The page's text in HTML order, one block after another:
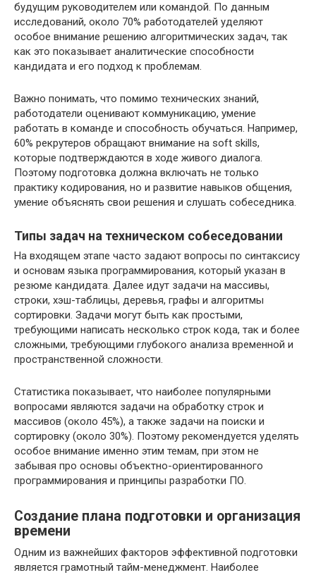
будущим руководителем или командой. По данным
исследований, около 70% работодателей уделяют
особое внимание решению алгоритмических задач, так
как это показывает аналитические способности
кандидата и его подход к проблемам.
Важно понимать, что помимо технических знаний,
работодатели оценивают коммуникацию, умение
работать в команде и способность обучаться. Например,
60% рекрутеров обращают внимание на soft skills,
которые подтверждаются в ходе живого диалога.
Поэтому подготовка должна включать не только
практику кодирования, но и развитие навыков общения,
умение объяснять свои решения и слушать собеседника.
Типы задач на техническом собеседовании
На входящем этапе часто задают вопросы по синтаксису
и основам языка программирования, который указан в
резюме кандидата. Далее идут задачи на массивы,
строки, хэш-таблицы, деревья, графы и алгоритмы
сортировки. Задачи могут быть как простыми,
требующими написать несколько строк кода, так и более
сложными, требующими глубокого анализа временной и
пространственной сложности.
Статистика показывает, что наиболее популярными
вопросами являются задачи на обработку строк и
массивов (около 45%), а также задачи на поиски и
сортировку (около 30%). Поэтому рекомендуется уделять
особое внимание именно этим темам, при этом не
забывая про основы объектно-ориентированного
программирования и принципы разработки ПО.
Создание плана подготовки и организация
времени
Одним из важнейших факторов эффективной подготовки
является грамотный тайм-менеджмент. Наиболее